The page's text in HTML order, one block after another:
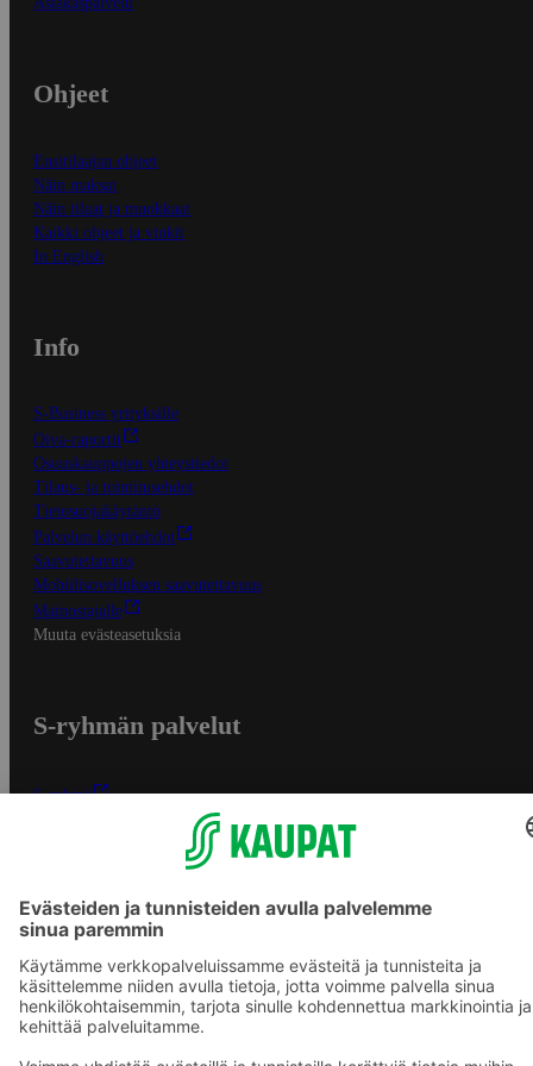
Ohjeet
Ensitilaajan ohjeet
Näin maksat
Näin tilaat ja muokkaat
Kaikki ohjeet ja vinkit
In English
Info
S-Business yrityksille
Oiva-raportit
Osuuskauppojen yhteystiedot
Tilaus- ja toimitusehdot
Tietosuojakäytäntö
Palvelun käyttöehdot
Saavutettavuus
Mobiilisovelluksen saavutettavuus
Mainostajalle
Muuta evästeasetuksia
S-ryhmän palvelut
S-ryhmä
Yhteishyvä Ruoka -sovellus
Prisma.fi
Sokos.fi
Yhteishyvä
Sokos Hotels
Raflaamo